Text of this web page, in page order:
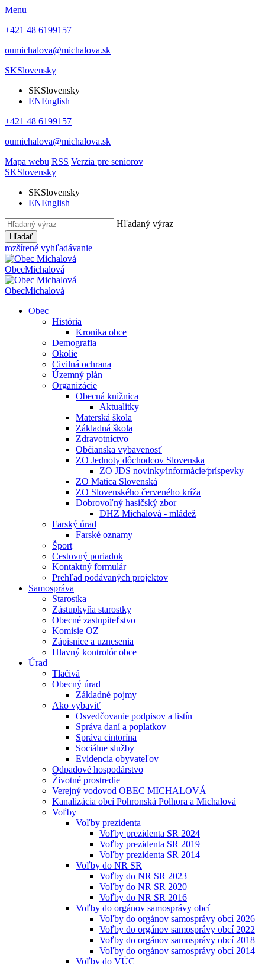
Menu
+421 48 6199157
oumichalova@michalova.sk
SKSlovensky
SKSlovensky
ENEnglish
+421 48 6199157
oumichalova@michalova.sk
Mapa webu RSS Verzia pre seniorov
SKSlovensky
SKSlovensky
ENEnglish
Hľadaný výraz
Hľadať
rozšírené vyhľadávanie
ObecMichalová
ObecMichalová
Obec
História
Kronika obce
Demografia
Okolie
Civilná ochrana
Územný plán
Organizácie
Obecná knižnica
Aktualitky
Materská škola
Základná škola
Zdravotníctvo
Občianska vybavenosť
ZO Jednoty dôchodcov Slovenska
ZO JDS novinky⁄informácie⁄príspevky
ZO Matica Slovenská
ZO Slovenského červeného kríža
Dobrovoľný hasičský zbor
DHZ Michalová - mládež
Farský úrad
Farské oznamy
Šport
Cestovný poriadok
Kontaktný formulár
Prehľad podávaných projektov
Samospráva
Starostka
Zástupkyňa starostky
Obecné zastupiteľstvo
Komisie OZ
Zápisnice a uznesenia
Hlavný kontrolór obce
Úrad
Tlačivá
Obecný úrad
Základné pojmy
Ako vybaviť
Osvedčovanie podpisov a listín
Správa daní a poplatkov
Správa cintorína
Sociálne služby
Evidencia obyvateľov
Odpadové hospodárstvo
Životné prostredie
Verejný vodovod OBEC MICHALOVÁ
Kanalizácia obcí Pohronská Polhora a Michalová
Voľby
Voľby prezidenta
Voľby prezidenta SR 2024
Voľby prezidenta SR 2019
Voľby prezidenta SR 2014
Voľby do NR SR
Voľby do NR SR 2023
Voľby do NR SR 2020
Voľby do NR SR 2016
Voľby do orgánov samosprávy obcí
Voľby do orgánov samosprávy obcí 2026
Voľby do orgánov samosprávy obcí 2022
Voľby do orgánov samosprávy obcí 2018
Voľby do orgánov samosprávy obcí 2014
Voľby do VÚC